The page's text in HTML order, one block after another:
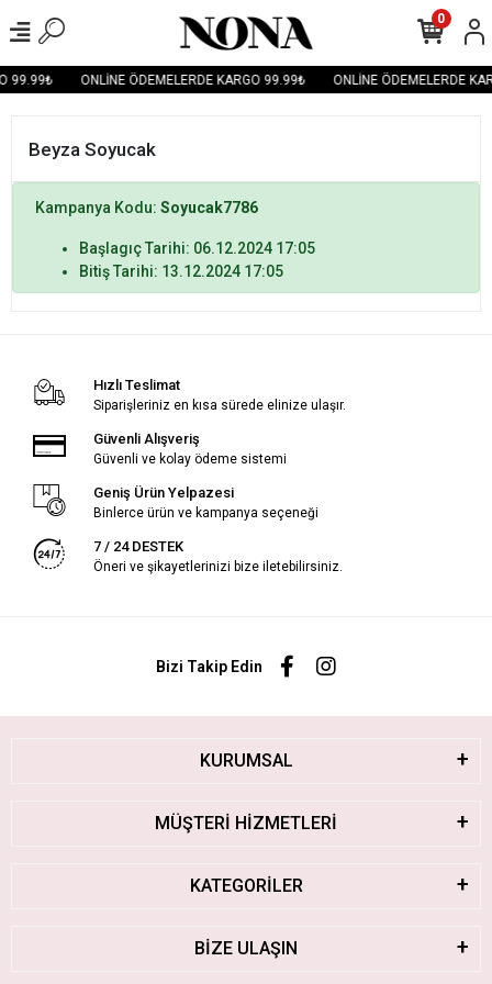
99.99₺ ONLİNE ÖDEMELERDE KARGO 99.99₺ ONLİNE ÖDEMELERDE
0
Beyza Soyucak
Kampanya Kodu: Soyucak7786
Başlagıç Tarihi: 06.12.2024 17:05
Bitiş Tarihi: 13.12.2024 17:05
Hızlı Teslimat
Siparişleriniz en kısa sürede elinize ulaşır.
Güvenli Alışveriş
Güvenli ve kolay ödeme sistemi
Geniş Ürün Yelpazesi
Binlerce ürün ve kampanya seçeneği
7 / 24 DESTEK
Öneri ve şikayetlerinizi bize iletebilirsiniz.
Bizi Takip Edin
KURUMSAL
MÜŞTERİ HİZMETLERİ
KATEGORİLER
BİZE ULAŞIN